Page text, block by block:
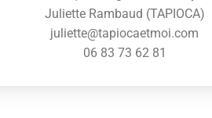
Juliette Rambaud (TAPIOCA)
juliette@tapiocaetmoi.com
06 83 73 62 81